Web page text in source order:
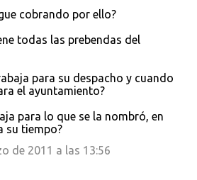
cobrando por ello?
todas las prebendas del
para su despacho y cuando
el ayuntamiento?
para lo que se la nombró, en
su tiempo?
de 2011 a las 13:56